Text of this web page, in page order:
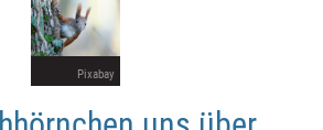
Pixabay